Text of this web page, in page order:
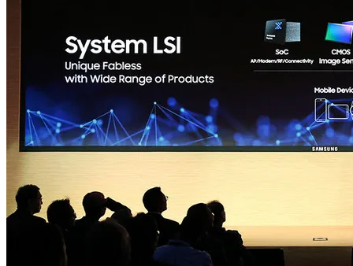
Ученые Назвали Новую Смертельную
Угрозу Для Человечества